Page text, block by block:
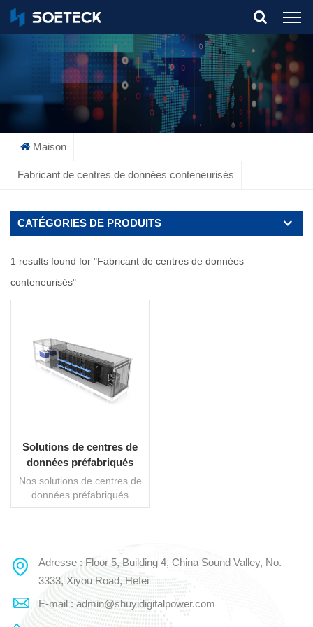
What Are You Looking For?
Maison
Fabricant de centres de données conteneurisés
CATÉGORIES DE PRODUITS
1 results found for "Fabricant de centres de données
conteneurisés"
Solutions de centres de
données préfabriqués
conteneurisés
Nos solutions de centres de
données préfabriqués
conteneurisés sont conçues
d'infrastructure informatique
évolutive, efficace et
résiliente. Ces modules de
centre de données clé en
main constituent un moyen
LIRE LA SUITE
Adresse : Floor 5, Building 4, China Sound Valley, No.
3333, Xiyou Road, Hefei
E-mail : admin@shuyidigitalpower.com